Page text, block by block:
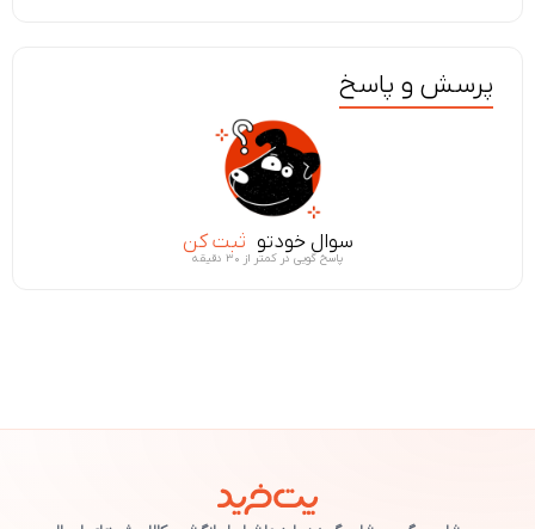
پرسش و پاسخ
سوال خودتو ثبت کن
پاسخ گویی در کمتر از ۳۰ دقیقه